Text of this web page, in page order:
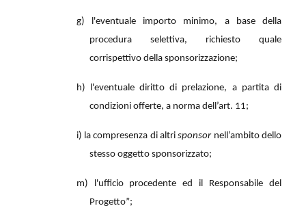
g) l'eventuale importo minimo, a base della
procedura selettiva, richiesto quale
corrispettivo della sponsorizzazione;
h) l'eventuale diritto di prelazione, a partita di
condizioni offerte, a norma dell’art. 11;
i) la compresenza di altrisponsor nell’ambito dello
stesso oggetto sponsorizzato;
m) l'ufficio procedente ed il Responsabile del
Progetto”;